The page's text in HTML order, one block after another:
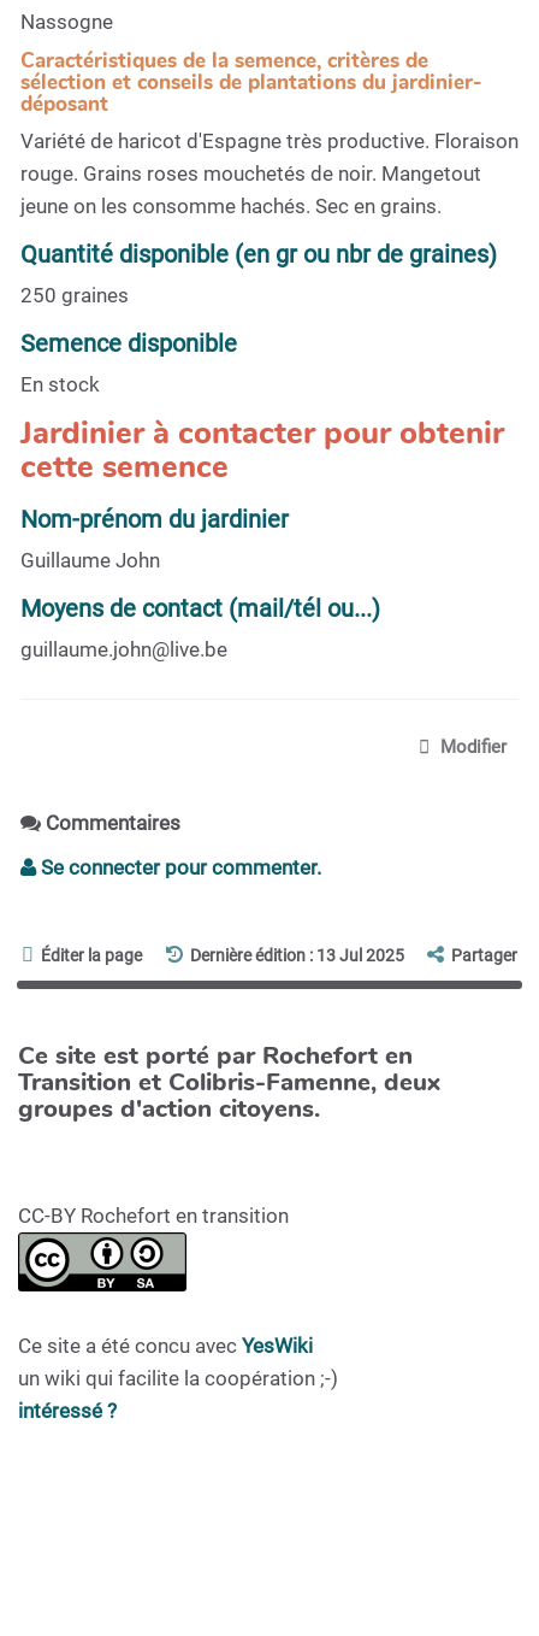
Nassogne
Caractéristiques de la semence, critères de
sélection et conseils de plantations du jardinier-
déposant
Variété de haricot d'Espagne très productive. Floraison
rouge. Grains roses mouchetés de noir. Mangetout
jeune on les consomme hachés. Sec en grains.
Quantité disponible (en gr ou nbr de graines)
250 graines
Semence disponible
En stock
Jardinier à contacter pour obtenir
cette semence
Nom-prénom du jardinier
Guillaume John
Moyens de contact (mail/tél ou...)
guillaume.john@live.be
Modifier
Commentaires
Se connecter pour commenter.
Éditer la page Dernière édition : 13 Jul 2025 Partager
Ce site est porté par Rochefort en
Transition et Colibris-Famenne, deux
groupes d'action citoyens.
CC-BY Rochefort en transition
Ce site a été concu avec YesWiki
un wiki qui facilite la coopération ;-)
intéressé ?